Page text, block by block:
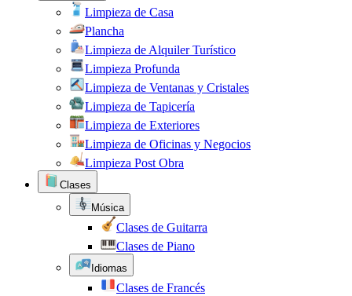
Limpieza de Casa
Plancha
Limpieza de Alquiler Turístico
Limpieza Profunda
Limpieza de Ventanas y Cristales
Limpieza de Tapicería
Limpieza de Exteriores
Limpieza de Oficinas y Negocios
Limpieza Post Obra
Clases
Música
Clases de Guitarra
Clases de Piano
Idiomas
Clases de Francés